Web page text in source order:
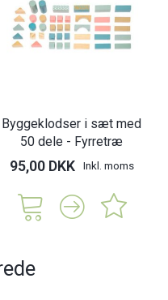
Byggeklodser i sæt med
50 dele - Fyrretræ
95,00 DKK Inkl. moms